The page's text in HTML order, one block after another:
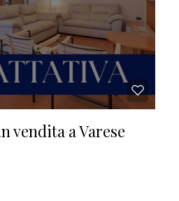
vendita a Varese